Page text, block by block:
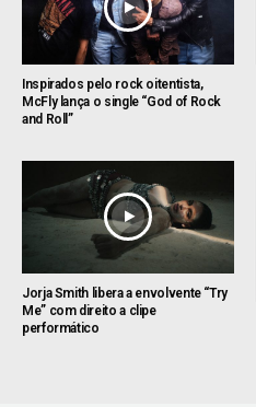
Inspirados pelo rock oitentista,
McFly lança o single “God of Rock
and Roll”
Jorja Smith libera a envolvente “Try
Me” com direito a clipe
performático